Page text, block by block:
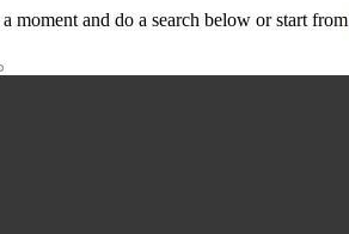
moment and do a search below or start from